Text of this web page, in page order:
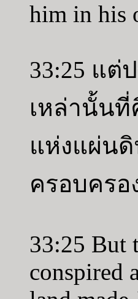
him in his
33:25 แต่
เหล่านั้น
แห่งแผ่นดิ
ครอบครอ
33:25 But
conspired